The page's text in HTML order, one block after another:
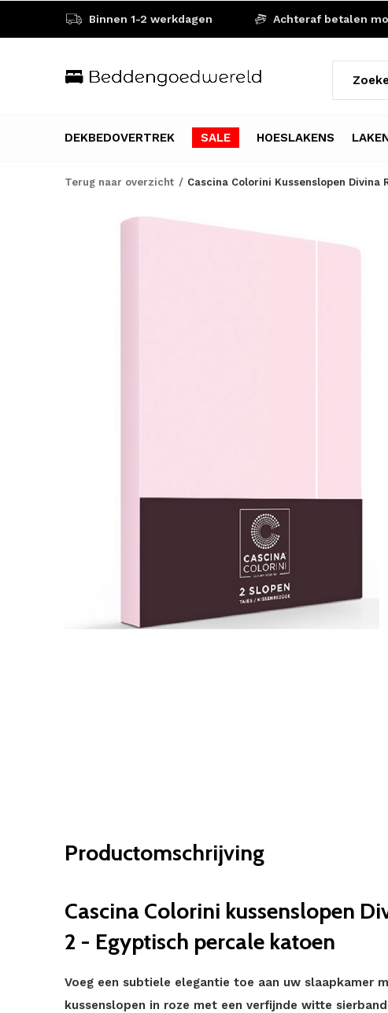
DEKBEDOVERTREK SALE HOESLAKENS
Binnen 1-2 werkdagen Achteraf betalen
Terug naar overzicht Cascina Colorini Kussenslopen
Productomschrijving
Cascina Colorini kussenslopen
2 - Egyptisch percale katoen
Voeg een subtiele elegantie toe aan uw slaapkamer
kussenslopen in roze met een verfijnde witte